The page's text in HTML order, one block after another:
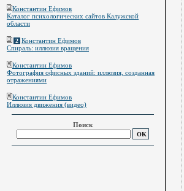
Константин Ефимов
Каталог психологических сайтов Калужской
области
2 Константин Ефимов
Спираль: иллюзия вращения
Константин Ефимов
Фотография офисных зданий: иллюзия, созданная
отражениями
Константин Ефимов
Иллюзия движения (видео)
Поиск